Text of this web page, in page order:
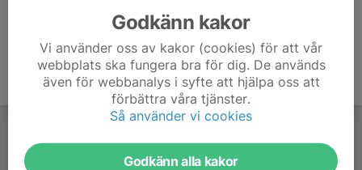
Godkänn kakor
Vi använder oss av kakor (cookies) för att vår
webbplats ska fungera bra för dig. De används
även för webbanalys i syfte att hjälpa oss att
förbättra våra tjänster.
Så använder vi cookies
Godkänn alla kakor